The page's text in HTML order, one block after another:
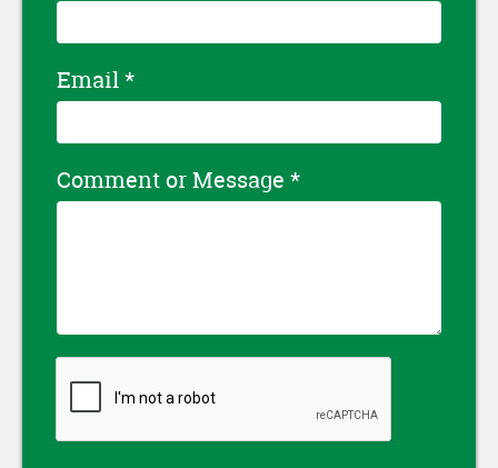
Email*
Comment or Message *